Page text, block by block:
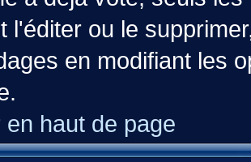
l'éditer ou le
en modifiant les
en haut de page